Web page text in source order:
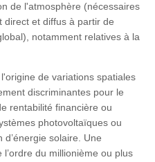
de l'atmosphère (nécessaires
direct et diffus à partir de
notamment relatives à la
de variations spatiales
discriminantes pour le
rentabilité financière ou
photovoltaïques ou
solaire. Une
du millionième ou plus